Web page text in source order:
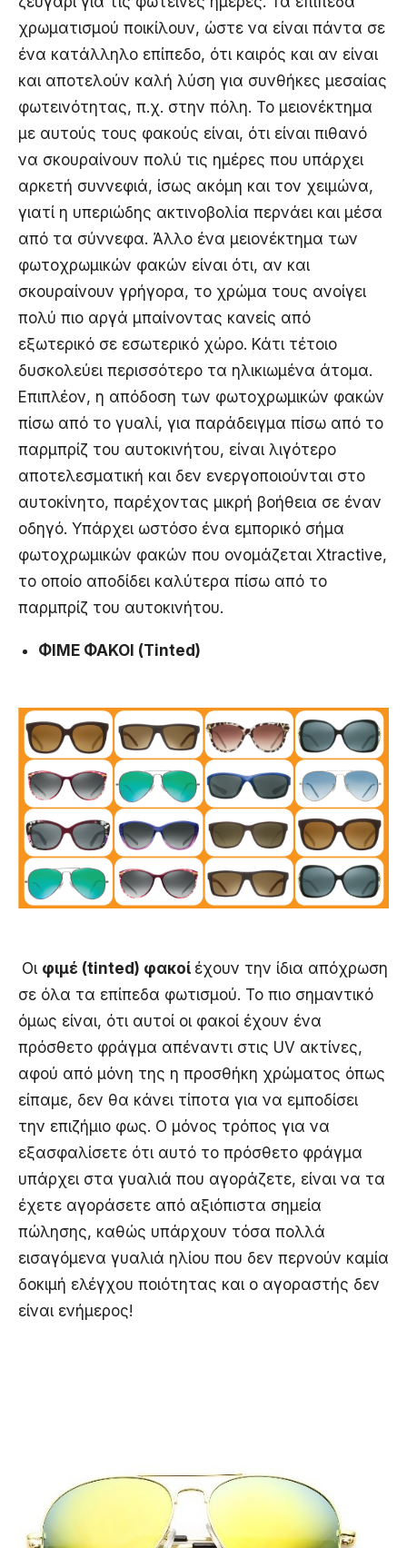
χρωματισμού ποικίλουν, ώστε να είναι πάντα σε
ένα κατάλληλο επίπεδο, ότι καιρός και αν είναι
και αποτελούν καλή λύση για συνθήκες μεσαίας
φωτεινότητας, π.χ. στην πόλη. Το μειονέκτημα
με αυτούς τους φακούς είναι, ότι είναι πιθανό
να σκουραίνουν πολύ τις ημέρες που υπάρχει
αρκετή συννεφιά, ίσως ακόμη και τον χειμώνα,
γιατί η υπεριώδης ακτινοβολία περνάει και μέσα
από τα σύννεφα. Άλλο ένα μειονέκτημα των
φωτοχρωμικών φακών είναι ότι, αν και
σκουραίνουν γρήγορα, το χρώμα τους ανοίγει
πολύ πιο αργά μπαίνοντας κανείς από
εξωτερικό σε εσωτερικό χώρο. Κάτι τέτοιο
δυσκολεύει περισσότερο τα ηλικιωμένα άτομα.
Επιπλέον, η απόδοση των φωτοχρωμικών φακών
πίσω από το γυαλί, για παράδειγμα πίσω από το
παρμπρίζ του αυτοκινήτου, είναι λιγότερο
αποτελεσματική και δεν ενεργοποιούνται στο
αυτοκίνητο, παρέχοντας μικρή βοήθεια σε έναν
οδηγό. Υπάρχει ωστόσο ένα εμπορικό σήμα
φωτοχρωμικών φακών που ονομάζεται Xtractive,
το οποίο αποδίδει καλύτερα πίσω από το
παρμπρίζ του αυτοκινήτου.
ΦΙΜΕ ΦΑΚΟΙ (Τinted)
Οι φιμέ (tinted) φακοί έχουν την ίδια απόχρωση
σε όλα τα επίπεδα φωτισμού. Το πιο σημαντικό
όμως είναι, ότι αυτοί οι φακοί έχουν ένα
πρόσθετο φράγμα απέναντι στις UV ακτίνες,
αφού από μόνη της η προσθήκη χρώματος όπως
είπαμε, δεν θα κάνει τίποτα για να εμποδίσει
την επιζήμιο φως. Ο μόνος τρόπος για να
εξασφαλίσετε ότι αυτό το πρόσθετο φράγμα
υπάρχει στα γυαλιά που αγοράζετε, είναι να τα
έχετε αγοράσετε από αξιόπιστα σημεία
πώλησης, καθώς υπάρχουν τόσα πολλά
εισαγόμενα γυαλιά ηλίου που δεν περνούν καμία
δοκιμή ελέγχου ποιότητας και ο αγοραστής δεν
είναι ενήμερος!